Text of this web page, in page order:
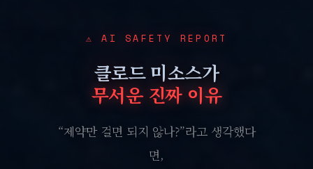
⚠ AI SAFETY REPORT
클로드 미소스가
무서운 진짜 이유
“제약만 걸면 되지 않나?”라고 생각했다
면,